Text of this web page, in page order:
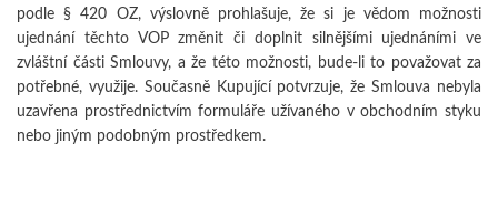
podle § 420 OZ, výslovně prohlašuje, že si je vědom možnosti
ujednání těchto VOP změnit či doplnit silnějšími ujednáními ve
zvláštní části Smlouvy, a že této možnosti, bude-li to považovat za
potřebné, využije. Současně Kupující potvrzuje, že Smlouva nebyla
uzavřena prostřednictvím formuláře užívaného v obchodním styku
nebo jiným podobným prostředkem.